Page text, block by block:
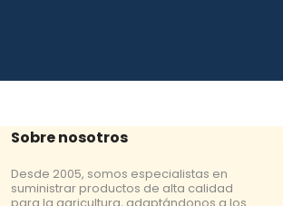
Sobre nosotros
Desde 2005, somos especialistas en
suministrar productos de alta calidad